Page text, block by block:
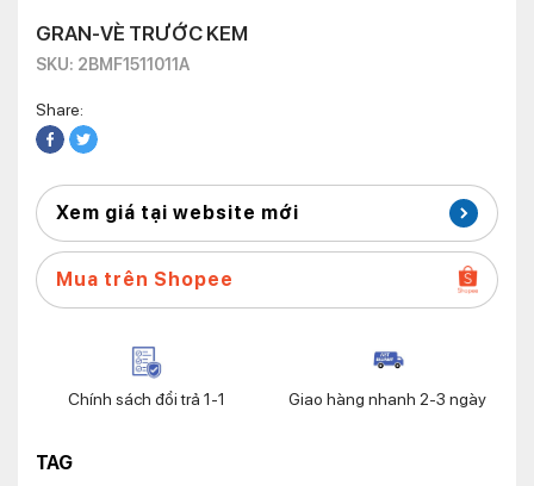
GRAN-VÈ TRƯỚC KEM
SKU: 2BMF1511011A
Share:
Xem giá tại website mới
Mua trên Shopee
Chính sách đổi trả 1-1 Giao hàng nhanh 2-3 ngày
TAG